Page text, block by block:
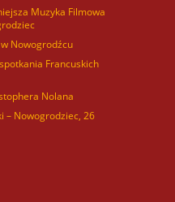
Muzyka Filmowa
Nowogrodźcu
Francuskich
Nolana
– Nowogrodziec, 26